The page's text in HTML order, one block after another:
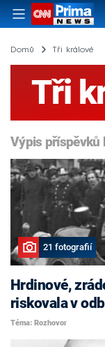
Domů Tři králové
Tři
Výpis příspěvků
21 fotografií
Hrdinové,
riskovala v
Téma: Rozhovor